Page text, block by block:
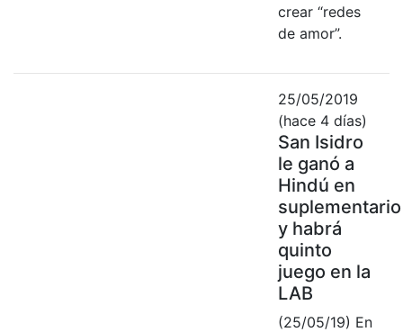
crear “redes
de amor”.
25/05/2019
(hace 4 días)
San Isidro
le ganó a
Hindú en
suplementario
y habrá
quinto
juego en la
LAB
(25/05/19) En